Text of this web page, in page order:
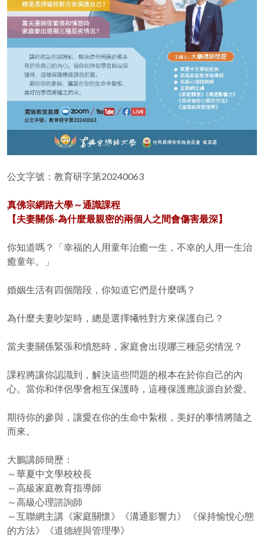
公文字號：教育研字第20240063
真佛宗網路大學～通識課程
【夫妻關係-為什麼最親密的兩個人之間會傷害最深】
你知道嗎？「幸福的人用童年治癒一生，不幸的人用一生治
癒童年。」
婚姻生活有四個階段，你知道它們是什麼嗎？
為什麼夫妻吵架時，總是選擇犧牲對方來保護自己？
當夫妻關係緊張和憤怒時，家庭會出現哪三種惡劣情況？
課程將讓你認識到，解決這些問題的根本在於你自己的內
心。當你和伴侶學會相互保護時，這種保護應該源自於愛。
期待你的參與，讓愛在你的生命中紮根，美好的事情將隨之
而來。
大鵬講師簡歷：
～華夏中文學校校長
～高級家庭教育指導師
～高級心理諮詢師
～互聯網主講《家庭關懷》《溝通影響力》 《保持愉悅心態
的方法》《道德經與管理學》